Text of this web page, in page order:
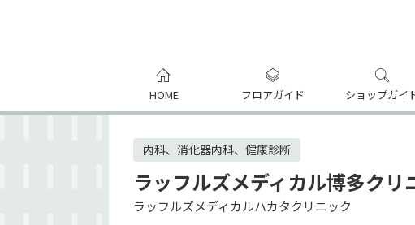
HOME フロアガイド ショップガイ
内科、消化器内科、健康診断
ラッフルズメディカル博多クリ
ラッフルズメディカルハカタクリニック